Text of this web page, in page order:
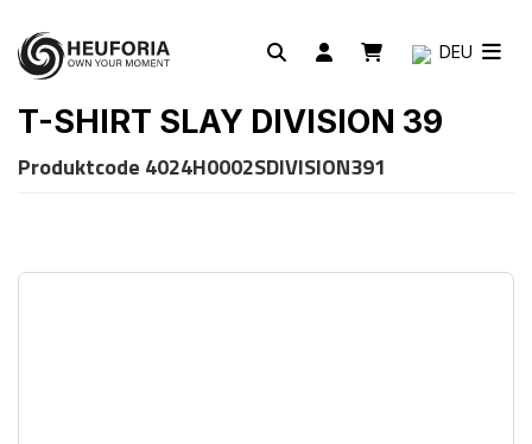
DEU
T-SHIRT SLAY DIVISION 39
Produktcode 4024H0002SDIVISION391